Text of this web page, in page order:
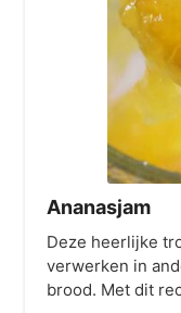
Ananasjam
Deze heerlijke
verwerken in
brood. Met dit